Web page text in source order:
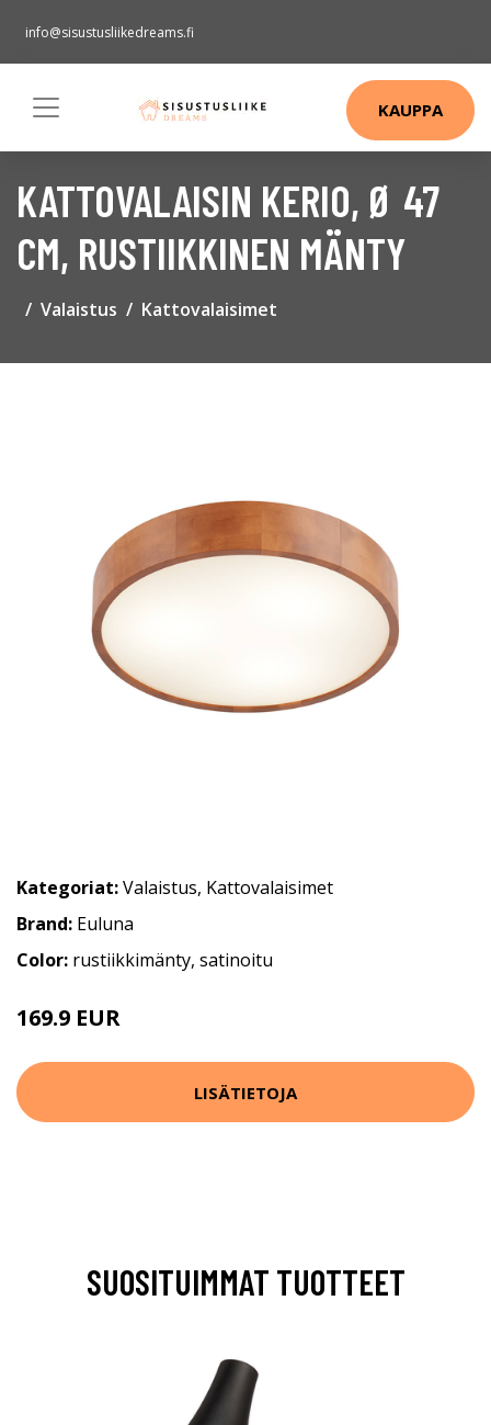
info@sisustusliikedreams.fi
KAUPPA
KATTOVALAISIN KERIO, Ø 47
CM, RUSTIIKKINEN MÄNTY
Valaistus Kattovalaisimet
Kategoriat:Valaistus, Kattovalaisimet
Brand: Euluna
Color: rustiikkimänty, satinoitu
169.9 EUR
LISÄTIETOJA
SUOSITUIMMAT TUOTTEET